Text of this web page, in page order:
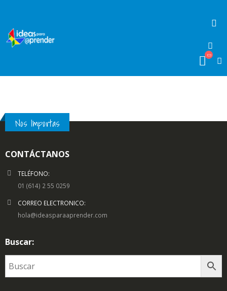
Nos Importas
CONTÁCTANOS
TELÉFONO:
01 (614) 2 55 0259
CORREO ELECTRONICO:
hola@ideasparaaprender.com
Buscar: